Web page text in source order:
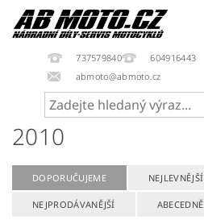
737579840
604916443
abmoto@abmoto.cz
2010
DOPORUČUJEME NEJLEVNĚJŠÍ
NEJPRODÁVANĚJŠÍ ABECEDNĚ